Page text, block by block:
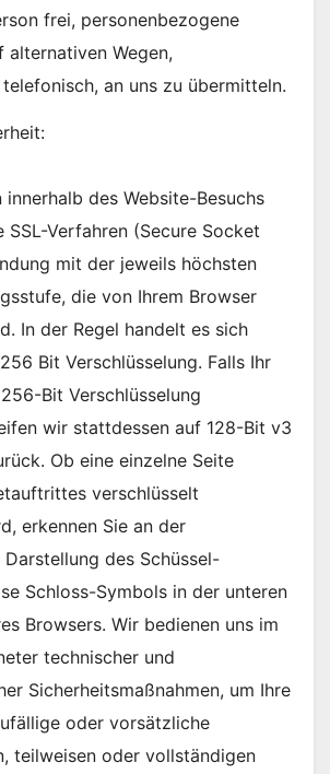
frei, personenbezogene
alternativen Wegen,
an uns zu übermitteln.
des Website-Besuchs
Verfahren (Secure Socket
mit der jeweils höchsten
die von Ihrem Browser
In der Regel handelt es sich
Bit Verschlüsselung. Falls Ihr
Bit Verschlüsselung
wir stattdessen auf 128-Bit v3
Ob eine einzelne Seite
verschlüsselt
erkennen Sie an der
des Schüssel-
Schloss-Symbols in der unteren
Browsers. Wir bedienen uns im
technischer und
Sicherheitsmaßnahmen, um Ihre
oder vorsätzliche
teilweisen oder vollständigen